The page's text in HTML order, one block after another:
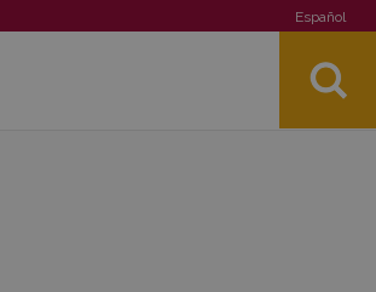
Español